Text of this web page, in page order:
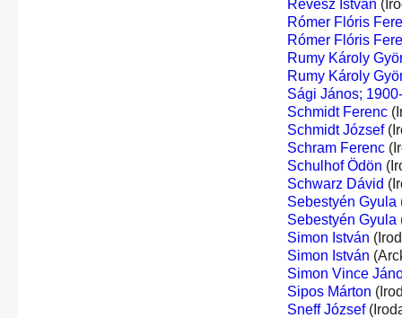
Révész István
Rómer Flóris
Rómer Flóris
Rumy Károly
Rumy Károly
Sági János;
Schmidt Ferenc
Schmidt József
Schram Ferenc
Schulhof Ödön
Schwarz Dávid
Sebestyén Gyula
Sebestyén Gyula
Simon István
Simon István
Simon Vince
Sipos Márton
Sneff József